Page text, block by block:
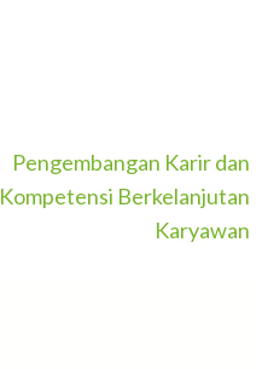
Pengembangan Karir dan
Kompetensi Berkelanjutan
Karyawan